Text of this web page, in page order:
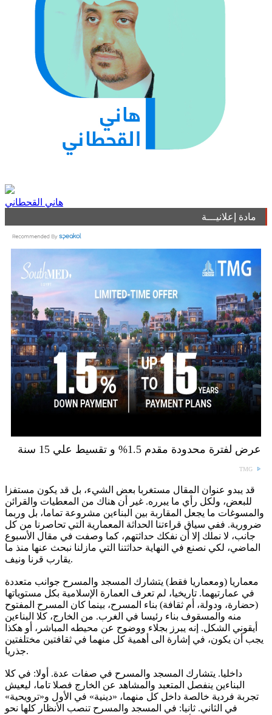
هاني القحطاني
مادة إعلانيـــة
عرض لفترة محدودة مقدم 1.5% و تقسيط علي 15 سنة
TMG
قد يبدو عنوان المقال مستغربا بعض الشيء، بل قد يكون مستفزا
للبعض، ولكل رأي ما يبرره. غير أن هناك من المعطيات والقرائن
والمسوغات ما يجعل المقاربة بين البناءين مشروعة تماما، بل وربما
ضرورية. ففي سياق قراءتنا الحداثة المعمارية التي تحاصرنا من كل
جانب، لا نملك إلا أن نفكك حداثتهم، كما وصفت في مقال الأسبوع
الماضي، لكي نصنع في النهاية حداثتنا التي مازلنا نبحث عنها منذ ما
يقارب قرنا ونيف.
معماريا (ومعماريا فقط) يتشارك المسجد والمسرح جوانب متعددة
في عمارتيهما. تاريخيا، لم تعرف العمارة الإسلامية بكل مستوياتها
(حضارة، ودولة، أم ثقافة) بناء المسرح، بينما كان المسرح المفتوح
منه والمسقوف بناء رئيسا في الغرب. من الخارج، كلا البناءين
أيقوني الشكل. إنه يبرز بجلاء ووضوح عن محيطه المباشر، أو هكذا
يجب أن يكون، في إشارة الى أهمية كل منهما في ثقافتين مختلفتين
جذريا.
داخليا. يتشارك المسجد والمسرح في صفات عدة. أولا: في كلا
البناءين ينفصل المتعبد والمشاهد عن الخارج فصلا تاما، ليعيش
تجربة فردية خالصة داخل كل منهما، «دينية» في الأول و«ترويحية»
في الثاني. ثانيا: في المسجد والمسرح تنصب الأنظار كلها نحو